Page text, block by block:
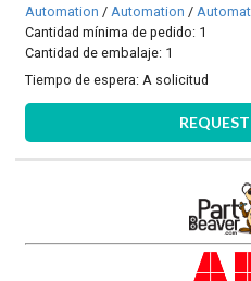
Automation / Automation /
Cantidad mínima de pedido: 1
Cantidad de embalaje: 1
Tiempo de espera: A solicitud